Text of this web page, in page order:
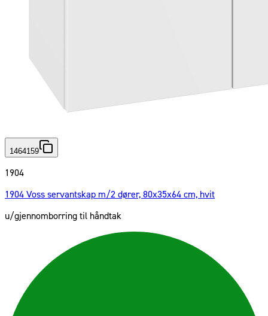
1464159
1904
1904 Voss servantskap m/2 dører, 80x35x64 cm, hvit
u/gjennomborring til håndtak